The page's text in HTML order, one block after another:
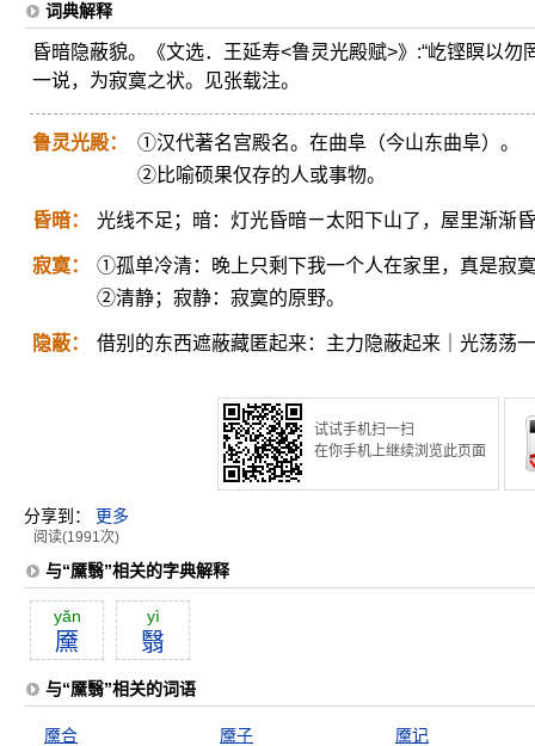
词典解释
昏暗隐蔽貌。《文选．王延寿<鲁灵光殿赋>》:“屹铿瞑以勿
一说，为寂寞之状。见张载注。
鲁灵光殿：
①汉代著名宫殿名。在曲阜（今山东曲阜）。
②比喻硕果仅存的人或事物。
昏暗： 光线不足；暗：灯光昏暗ㄧ太阳下山了，屋里渐渐
寂寞：
①孤单冷清：晚上只剩下我一个人在家里，真是寂
②清静；寂静：寂寞的原野。
隐蔽： 借别的东西遮蔽藏匿起来：主力隐蔽起来｜光荡荡
试试手机扫一扫
在你手机上继续浏览此页面
分享到： 更多
阅读(1991次)
与“黡翳”相关的字典解释
yăn
黡
yì
翳
与“黡翳”相关的词语
黡合 黡子
黡记